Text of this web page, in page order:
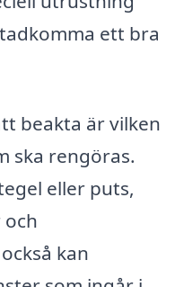
ett bra
beakta är vilken
ska rengöras.
eller puts,
kan